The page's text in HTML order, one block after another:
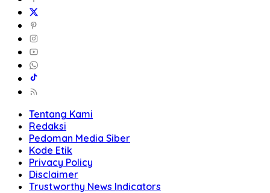
Tentang Kami
Redaksi
Pedoman Media Siber
Kode Etik
Privacy Policy
Disclaimer
Trustworthy News Indicators